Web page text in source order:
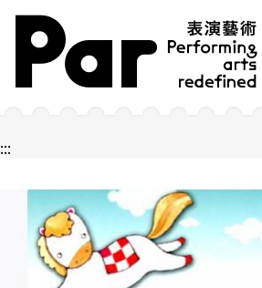
跳到主要內容區塊
網站導覽
:::